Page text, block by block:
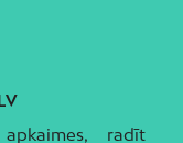
radīt